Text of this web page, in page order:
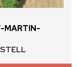
MARTIN-